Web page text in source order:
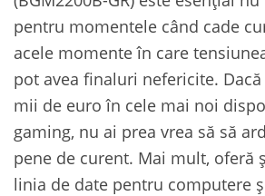
pentru momentele când cade
acele momente în care
pot avea finaluri nefericite.
mii de euro în cele mai noi
gaming, nu ai prea vrea să să
pene de curent. Mai mult, oferă
linia de date pentru computere